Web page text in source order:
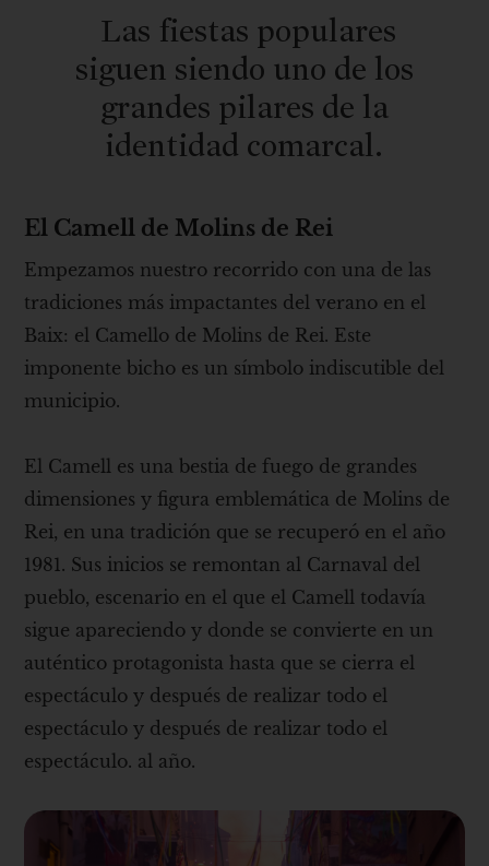
Las fiestas populares
siguen siendo uno de los
grandes pilares de la
identidad comarcal.
El Camell de Molins de Rei
Empezamos nuestro recorrido con una de las
tradiciones más impactantes del verano en el
Baix: el Camello de Molins de Rei. Este
imponente bicho es un símbolo indiscutible del
municipio.
El Camell es una bestia de fuego de grandes
dimensiones y figura emblemática de Molins de
Rei, en una tradición que se recuperó en el año
1981. Sus inicios se remontan al Carnaval del
pueblo, escenario en el que el Camell todavía
sigue apareciendo y donde se convierte en un
auténtico protagonista hasta que se cierra el
espectáculo y después de realizar todo el
espectáculo y después de realizar todo el
espectáculo. al año.